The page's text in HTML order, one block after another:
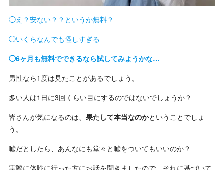
◯え？安ない？？というか無料？
◯いくらなんでも怪しすぎる
◯6ヶ月も無料でできるなら試してみようかな…
男性なら1度は見たことがあるでしょう。
多い人は1日に3回くらい目にするのではないでしょうか？
皆さんが気になるのは、 果たして本当なのかということでしょ
う。
嘘だとしたら、あんなにも堂々と嘘をついてもいいのか？